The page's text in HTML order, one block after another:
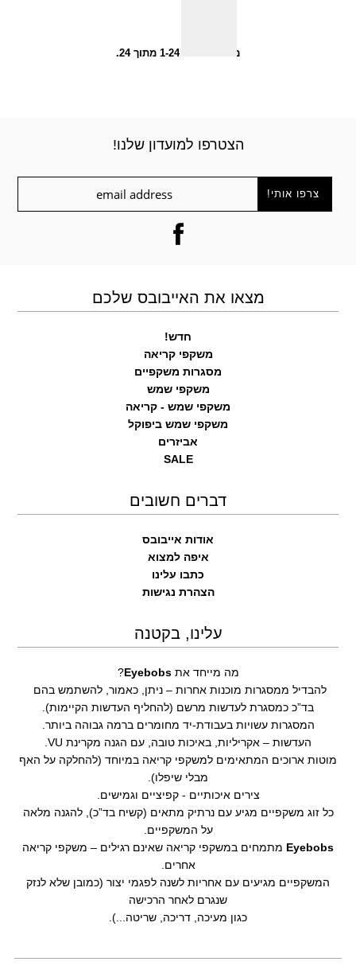
מציג פריטים 1-24 מתוך 24.
הצטרפו למועדון שלנו!
מצאו את האייבובס שלכם
חדש!
משקפי קריאה
מסגרות משקפיים
משקפי שמש
משקפי שמש - קריאה
משקפי שמש ביפוקל
אביזרים
SALE
דברים חשובים
אודות אייבובס
איפה למצוא
כתבו עלינו
הצהרת נגישות
עלינו, בקטנה
מה מייחד אתEyebobs
?
להבדיל ממסגרות מוכנות אחרות – ניתן, כאמור, להשתמש בהם
בד”כ כמסגרת לעדשות מרשם (להחליף העדשות הקיימות).
המסגרות עשויות בעבודת-יד מחומרים ברמה גבוהה ביותר.
העדשות – אקריליות, באיכות טובה, עם הגנה מקרינת VU.
מוטות ארוכים המתאימים למשקפי קריאה במיוחד (להחלקה על האף
מבלי שיפלו).
צירים איכותיים - קפיציים וגמישים.
כל זוג משקפיים מגיע עם נרתיק מתאים (קשיח בד”כ), להגנה מלאה
על המשקפיים.
Eyebobs מתמחים במשקפי קריאה שאינם רגילים – משקפי קריאה
אחרים.
המשקפיים מגיעים עם אחריות לשנה לפגמי יצור (כמובן שלא לנזק
שנגרם לאחר הרכישה
כגון מעיכה, דריכה, שריטה...).